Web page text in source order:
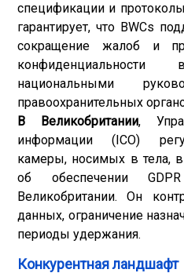
спецификации и
гарантирует, что BWCs
сокращение жалоб и
национальными
правоохранительных
В Великобритании,
информации (ICO)
камеры, носимых в тела,
об обеспечении
Великобритании. Он
данных, ограничение
периоды удержания.
Конкурентная ландшафт